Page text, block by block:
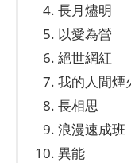
長月燼明
以愛為營
絕世網紅
我的人間煙
長相思
浪漫速成班
異能